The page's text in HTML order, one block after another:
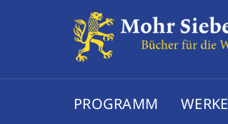
PROGRAMM WERKE